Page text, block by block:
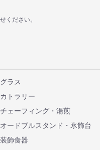
ください。
グラス
カトラリー
チェーフィング・湯煎
オードブルスタンド・氷飾台
装飾食器